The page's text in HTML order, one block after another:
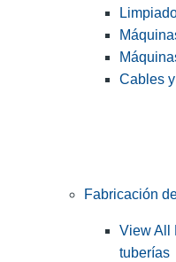
Cables
Fabricación
View All
tuberías